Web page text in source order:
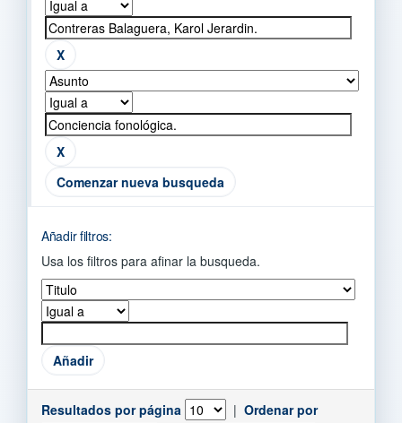
Comenzar nueva busqueda
Añadir filtros:
Usa los filtros para afinar la busqueda.
Resultados por página | Ordenar por